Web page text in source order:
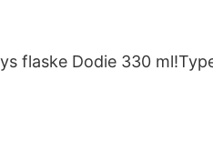
flaske Dodie 330